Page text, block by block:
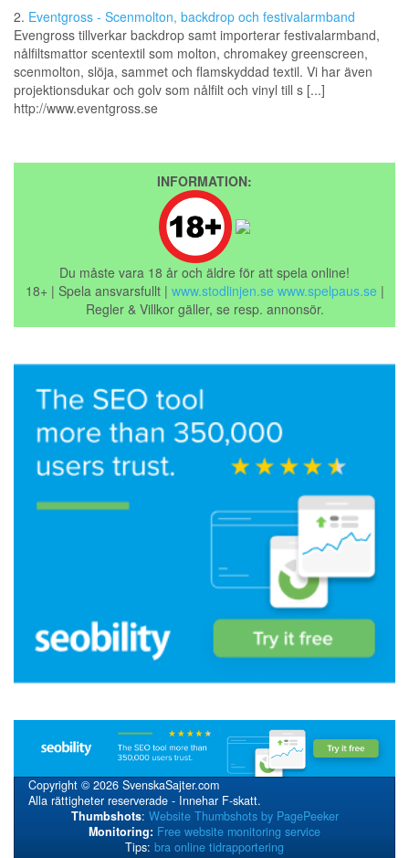
2. Eventgross - Scenmolton, backdrop och festivalarmband
Evengross tillverkar backdrop samt importerar festivalarmband,
nålfiltsmattor scentextil som molton, chromakey greenscreen,
scenmolton, slöja, sammet och flamskyddad textil. Vi har även
projektionsdukar och golv som nålfilt och vinyl till s [...]
http://www.eventgross.se
INFORMATION:
Du måste vara 18 år och äldre för att spela online!
18+ | Spela ansvarsfullt | www.stodlinjen.se www.spelpaus.se |
Regler & Villkor gäller, se resp. annonsör.
Copyright © 2026 SvenskaSajter.com
Alla rättigheter reserverade - Innehar F-skatt.
Thumbshots: Website Thumbshots by PagePeeker
Monitoring: Free website monitoring service
Tips: bra online tidrapportering